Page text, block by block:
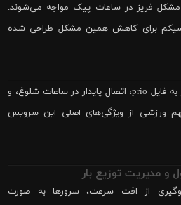
فریز در ساعات پیک مواجه می‌شوند.
برای کاهش همین مشکل طراحی شده
بازگشایی سریع کانال‌ها بدون نیاز به فایل prio، اتصال پایدار در ساعات شلوغ، و
ورزشی از ویژگی‌های اصلی این سرویس
و مدیریت توزیع بار
از افت سرعت، سرورها به صورت